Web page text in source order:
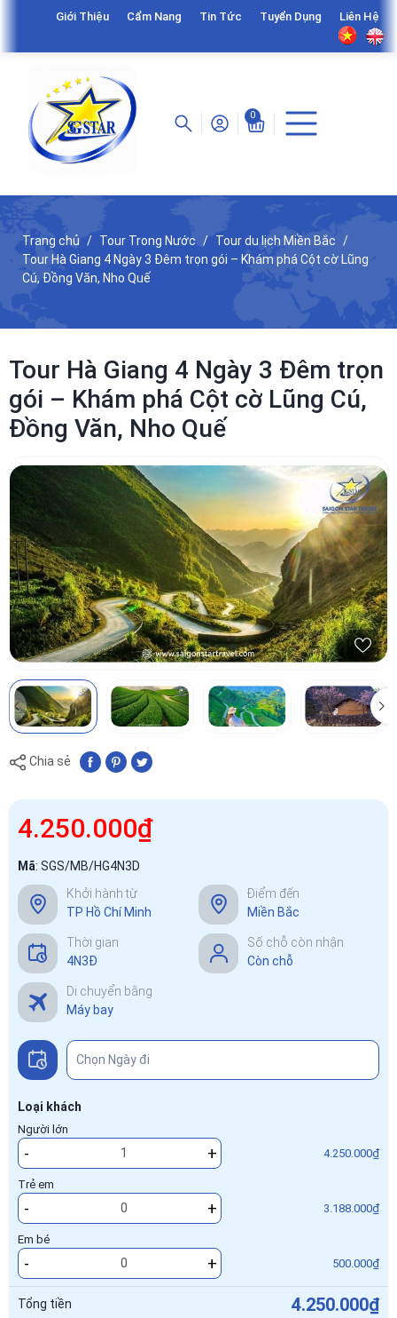
Giới Thiệu Cẩm Nang Tin Tức Tuyển Dụng Liên Hệ
0
Trang chủ Tour Trong Nước
Tour du lịch Miền Bắc
Tour Hà Giang 4 Ngày 3 Đêm trọn gói – Khám phá Cột cờ Lũng
Cú, Đồng Văn, Nho Quế
Tour Hà Giang 4 Ngày 3 Đêm trọn
gói – Khám phá Cột cờ Lũng Cú,
Đồng Văn, Nho Quế
Chia sẻ
4.250.000₫
Mã: SGS/MB/HG4N3D
Khởi hành từ
TP Hồ Chí Minh
Điểm đến
Miền Bắc
Thời gian
4N3Đ
Số chỗ còn nhận
Còn chỗ
Di chuyển bằng
Máy bay
Loại khách
Người lớn
- + 4.250.000₫
Trẻ em
- + 3.188.000₫
Em bé
- + 500.000₫
Tổng tiền 4.250.000₫